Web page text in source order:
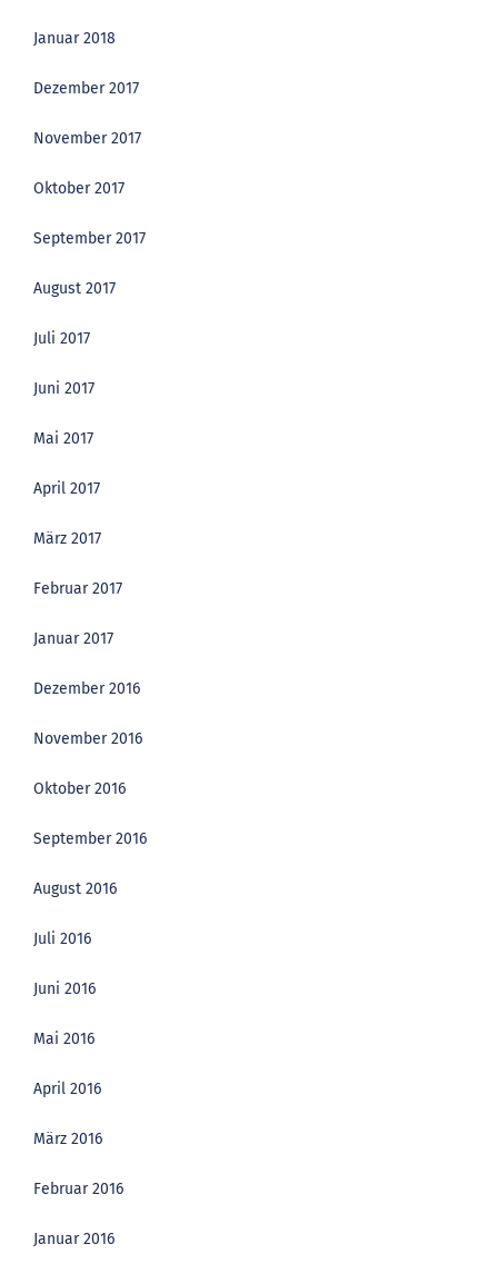
Januar 2018
Dezember 2017
November 2017
Oktober 2017
September 2017
August 2017
Juli 2017
Juni 2017
Mai 2017
April 2017
März 2017
Februar 2017
Januar 2017
Dezember 2016
November 2016
Oktober 2016
September 2016
August 2016
Juli 2016
Juni 2016
Mai 2016
April 2016
März 2016
Februar 2016
Januar 2016